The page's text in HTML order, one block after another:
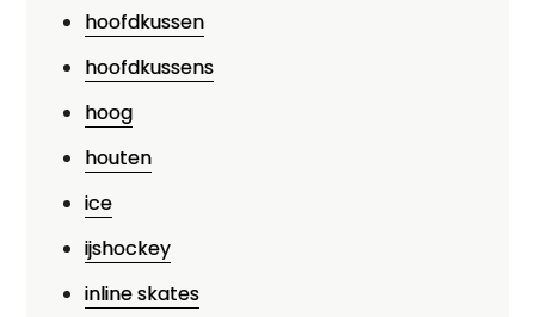
hoofdkussen
hoofdkussens
hoog
houten
ice
ijshockey
inline skates